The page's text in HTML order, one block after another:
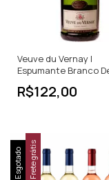
Veuve du Vernay |
Espumante Branco
| França | 750ml
R$122,00
Esgotado Frete grátis